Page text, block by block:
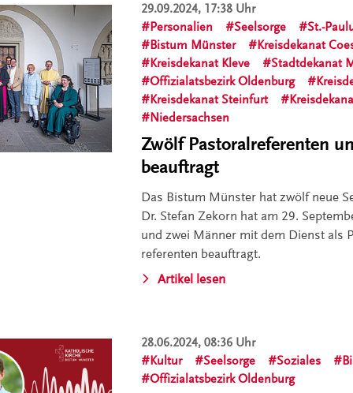
29.09.2024, 17:38 Uhr
Personalien
Seelsorge
St.-
Bistum Münster
Kreisdekanat
Kreisdekanat Kleve
Stadtdekanat
Offizialatsbezirk Oldenburg
Kreisdekanat Steinfurt
Niedersachsen
Zwölf Pastoralreferenten
beauftragt
Das Bistum Münster hat zwölf neue
Dr. Stefan Zekorn hat am 29.
und zwei Männer mit dem Dienst als
referenten beauftragt.
Artikel lesen
28.06.2024, 08:36 Uhr
Kultur
Seelsorge Soziales
Offizialatsbezirk Oldenburg